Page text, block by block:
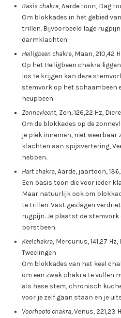
Basis chakra, Aarde toon, Dag
Om blokkades in het gebied
trillen. Bijvoorbeeld lage
darmklachten.
Heiligbeen chakra, Maan, 210,42
Op het Heiligbeen chakra
los te krijgen kan deze
stemvork op het schaambeen
heupbeen.
Zonnevlecht, Zon, 126,22 Hz,
Om de blokkades op de
je plek innemen, niet weerbaar
klachten aan spijsvertering,
hebben.
Hart chakra,Aarde, jaartoon,
Een basis toon die voor ieder
Maar natuurlijk ook om
te trillen. Vast geslagen
rugpijn. Je plaatst de
borstbeen.
Keelchakra, Mercurius, 141,27
Tweelingen
Om blokkades van het keel
om een zwak chakra te vullen
als hese stem, chronisch
voor je zelf gaan staan en je
Voorhoofd chakra, Venus, 221,23